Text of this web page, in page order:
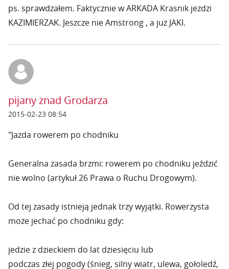
ps. sprawdzałem. Faktycznie w ARKADA Krasnik jezdzi
KAZIMIERZAK. Jeszcze nie Amstrong , a już JAKI.
pijany znad Grodarza
2015-02-23 08:54
"Jazda rowerem po chodniku
Generalna zasada brzmi: rowerem po chodniku jeździć
nie wolno (artykuł 26 Prawa o Ruchu Drogowym).
Od tej zasady istnieją jednak trzy wyjątki. Rowerzysta
może jechać po chodniku gdy:
jedzie z dzieckiem do lat dziesięciu lub
podczas złej pogody (śnieg, silny wiatr, ulewa, gołoledź,